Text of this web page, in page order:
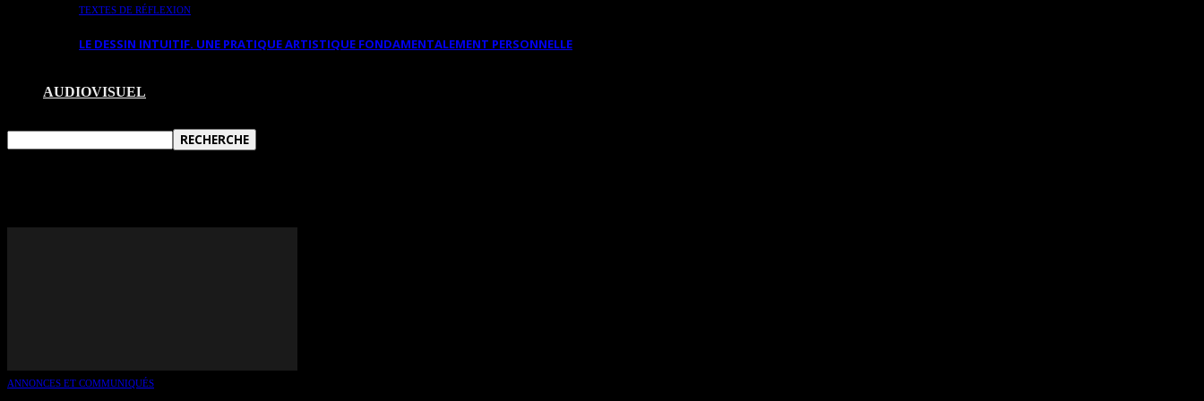
TEXTES DE RÉFLEXION
LE DESSIN INTUITIF. UNE PRATIQUE ARTISTIQUE FONDAMENTALEMENT PERSONNELLE
AUDIOVISUEL
ANNONCES ET COMMUNIQUÉS